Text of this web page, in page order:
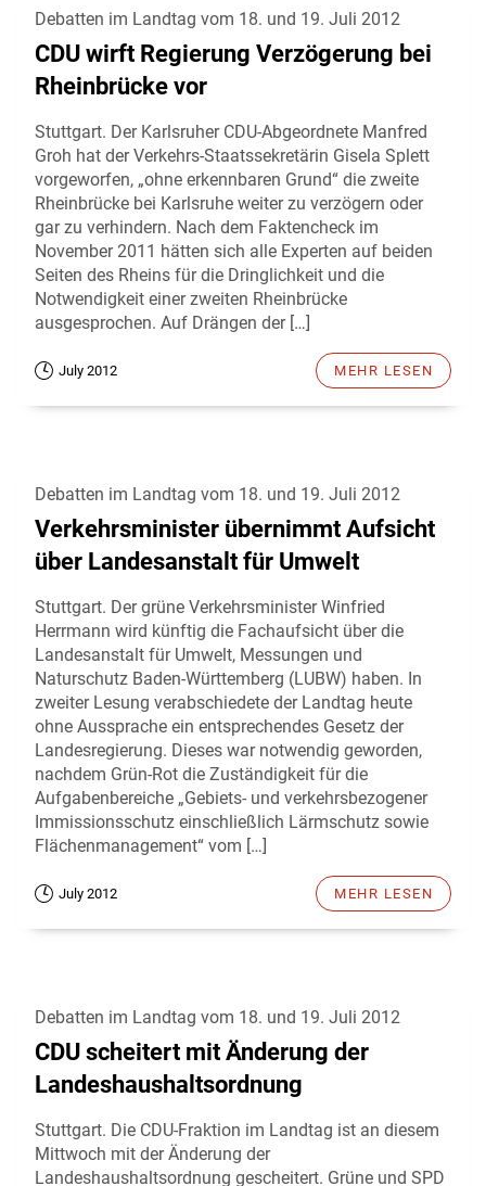
Debatten im Landtag vom 18. und 19. Juli 2012
CDU wirft Regierung Verzögerung bei
Rheinbrücke vor
Stuttgart. Der Karlsruher CDU-Abgeordnete Manfred
Groh hat der Verkehrs-Staatssekretärin Gisela Splett
vorgeworfen, „ohne erkennbaren Grund“ die zweite
Rheinbrücke bei Karlsruhe weiter zu verzögern oder
gar zu verhindern. Nach dem Faktencheck im
November 2011 hätten sich alle Experten auf beiden
Seiten des Rheins für die Dringlichkeit und die
Notwendigkeit einer zweiten Rheinbrücke
ausgesprochen. Auf Drängen der […]
July 2012 MEHR LESEN
Debatten im Landtag vom 18. und 19. Juli 2012
Verkehrsminister übernimmt Aufsicht
über Landesanstalt für Umwelt
Stuttgart. Der grüne Verkehrsminister Winfried
Herrmann wird künftig die Fachaufsicht über die
Landesanstalt für Umwelt, Messungen und
Naturschutz Baden-Württemberg (LUBW) haben. In
zweiter Lesung verabschiedete der Landtag heute
ohne Aussprache ein entsprechendes Gesetz der
Landesregierung. Dieses war notwendig geworden,
nachdem Grün-Rot die Zuständigkeit für die
Aufgabenbereiche „Gebiets- und verkehrsbezogener
Immissionsschutz einschließlich Lärmschutz sowie
Flächenmanagement“ vom […]
July 2012 MEHR LESEN
Debatten im Landtag vom 18. und 19. Juli 2012
CDU scheitert mit Änderung der
Landeshaushaltsordnung
Stuttgart. Die CDU-Fraktion im Landtag ist an diesem
Mittwoch mit der Änderung der
Landeshaushaltsordnung gescheitert. Grüne und SPD